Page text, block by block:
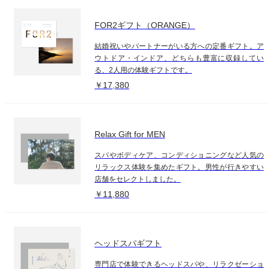
FOR2ギフト（ORANGE）
結婚祝いやパートナーがいる方への定番ギフト。ア
ウトドア・インドア、どちらも豊富に収録してい
る、2人用の体験ギフトです。
￥17,380
Relax Gift for MEN
スパやボディケア、コンディショニングなど人気の
リラックス体験を集めたギフト。男性が行きやすい
店舗をセレクトしました。
￥11,880
ヘッドスパギフト
専門店で体験できるヘッドスパや、リラクゼーショ